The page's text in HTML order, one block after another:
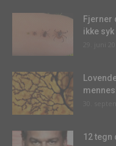
Fjerner
ikke syk
12 tegn